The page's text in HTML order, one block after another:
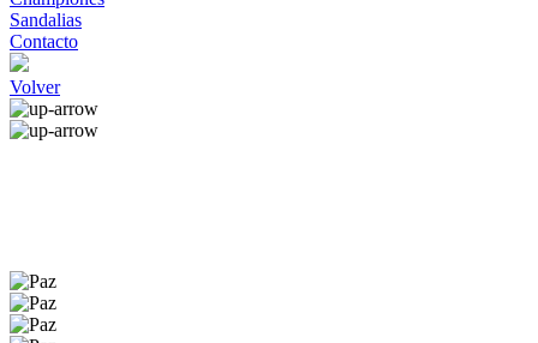
Sandalias
Contacto
Volver